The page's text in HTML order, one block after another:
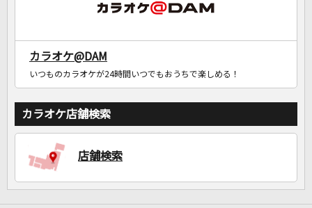
カラオケ@DAM
いつものカラオケが24時間いつでもおうちで楽しめる！
カラオケ店舗検索
店舗検索